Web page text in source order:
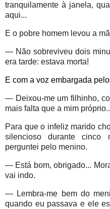
tranquilamente à janela,
aqui...
E o pobre homem levou a
— Não sobreviveu dois
era tarde: estava morta!
E com a voz embargada
— Deixou-me um filhinho,
mais falta que a mim
Para que o infeliz marido
silencioso durante cinco
perguntei pelo menino.
— Está bom, obrigado...
vai indo.
— Lembra-me bem do
quando eu passava e ele